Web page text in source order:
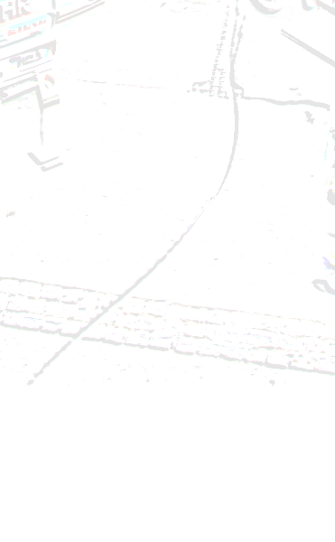
Technischer Einsatz - Ölspur - 09.04.2024
Brandeinsatz - BMA - 05.04.2024
Technischer Einsatz - Liftöffnung - 30.03.2024
Technischer Einsatz - Ölspur - 28.03.2024
Brandeinsatz - BMA - 01.03.2024
Brandeinsatz - BMA - 06.02.2024
Technischer Einsatz - Ölspur - 26.01.2024